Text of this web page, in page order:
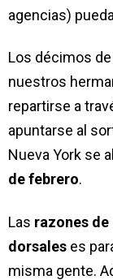
agencias)
Los décimos
nuestros
repartirse a
apuntarse al
Nueva York se
de febrero.
Las razones
dorsales es
misma gente.